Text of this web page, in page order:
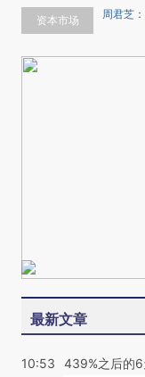
资本市场 周君芝 ：
最新文章
10:53
439%之后的